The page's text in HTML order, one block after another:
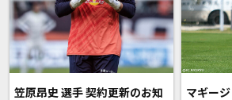
笠原昂史 選手 契約更新のお知 マギー